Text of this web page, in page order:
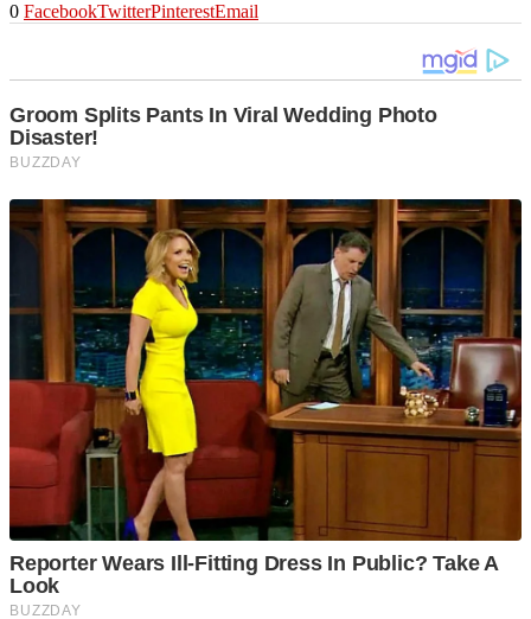
0 FacebookTwitterPinterestEmail